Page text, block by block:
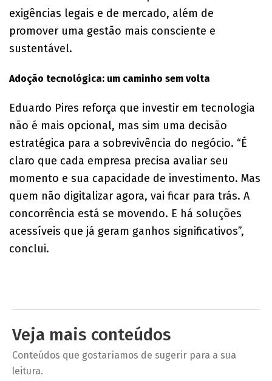
exigências legais e de mercado, além de
promover uma gestão mais consciente e
sustentável.
Adoção tecnológica: um caminho sem volta
Eduardo Pires reforça que investir em tecnologia
não é mais opcional, mas sim uma decisão
estratégica para a sobrevivência do negócio. “É
claro que cada empresa precisa avaliar seu
momento e sua capacidade de investimento. Mas
quem não digitalizar agora, vai ficar para trás. A
concorrência está se movendo. E há soluções
acessíveis que já geram ganhos significativos”,
conclui.
Veja mais conteúdos
Conteúdos que gostaríamos de sugerir para a sua
leitura.